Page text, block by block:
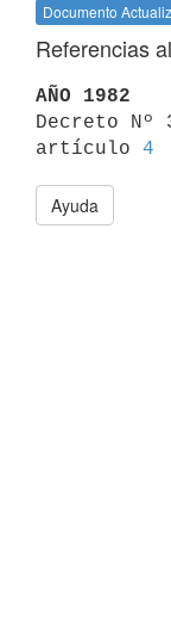
Documento
Referencias
AÑO 1982
Decreto Nº
artículo 4
Ayuda